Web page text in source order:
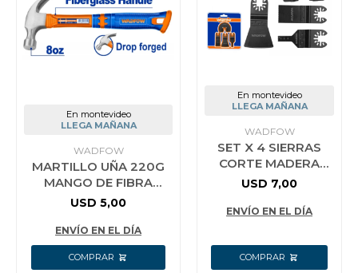
En montevideo
LLEGA MAÑANA
WADFOW
MARTILLO UÑA 220G
MANGO DE FIBRA
WADFOW WHM3308
USD 5,00
ENVÍO EN EL DÍA
En montevideo
LLEGA MAÑANA
WADFOW
SET X 4 SIERRAS
CORTE MADERA
MAQUINA
WADFOW
USD 7,00
ENVÍO EN EL DÍA
Jardín y Aire Libre
Gastronomía